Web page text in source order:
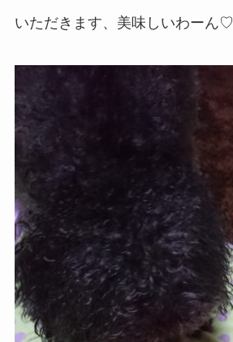
いただきます、美味しいわーん♡